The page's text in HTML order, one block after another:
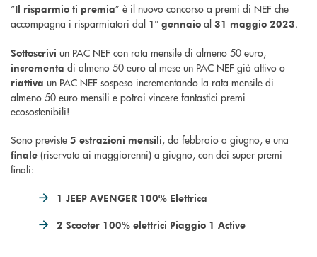
“Il risparmio ti premia” è il nuovo concorso a premi di NEF che
accompagna i risparmiatori dal 1° gennaio al 31 maggio 2023.
Sottoscrivi un PAC NEF con rata mensile di almeno 50 euro,
incrementa di almeno 50 euro al mese un PAC NEF già attivo o
riattiva un PAC NEF sospeso incrementando la rata mensile di
almeno 50 euro mensili e potrai vincere fantastici premi
ecosostenibili!
Sono previste 5 estrazioni mensili, da febbraio a giugno, e una
finale (riservata ai maggiorenni) a giugno, con dei super premi
finali:
1 JEEP AVENGER 100% Elettrica
2 Scooter 100% elettrici Piaggio 1 Active